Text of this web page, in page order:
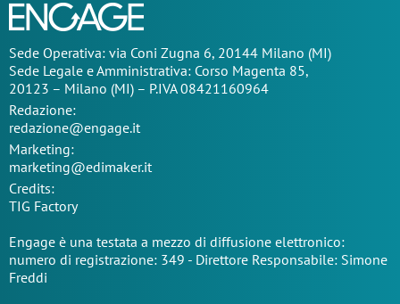
Sede Operativa: via Coni Zugna 6, 20144 Milano (MI)
Sede Legale e Amministrativa: Corso Magenta 85,
20123 – Milano (MI) – P.IVA 08421160964
Redazione:
redazione@engage.it
Marketing:
marketing@edimaker.it
Credits:
TIG Factory
Engage è una testata a mezzo di diffusione elettronico:
numero di registrazione: 349 - Direttore Responsabile: Simone
Freddi